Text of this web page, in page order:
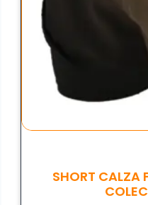
SHORT CALZA